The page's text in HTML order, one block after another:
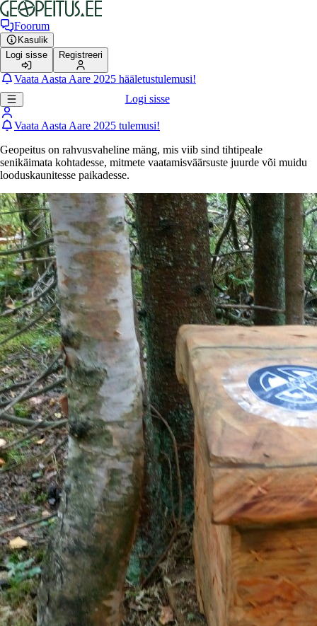
Foorum
Kasulik
Logi sisse
Registreeri
Vaata Aasta Aare 2025 hääletustulemusi!
Logi sisse
Vaata Aasta Aare 2025 tulemusi!
Geopeitus on rahvusvaheline mäng, mis viib sind tihtipeale
senikäimata kohtadesse, mitmete vaatamisväärsuste juurde või muidu
looduskaunitesse paikadesse.